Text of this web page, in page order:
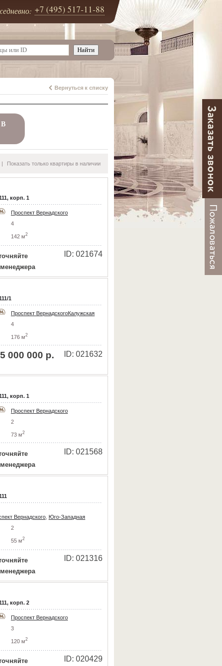
+7 (495) 517-11-88
Вернуться к списку
| Показать только квартиры в наличии
корп. 1
Проспект Вернадского
4
142 м2
ID: 021674
1
Проспект ВернадскогоКалужская
4
176 м2
ID: 021632
000 000 р.
корп. 1
Проспект Вернадского
2
73 м2
ID: 021568
Вернадского
Юго-Западная
2
55 м2
ID: 021316
корп. 2
Проспект Вернадского
3
120 м2
ID: 020429